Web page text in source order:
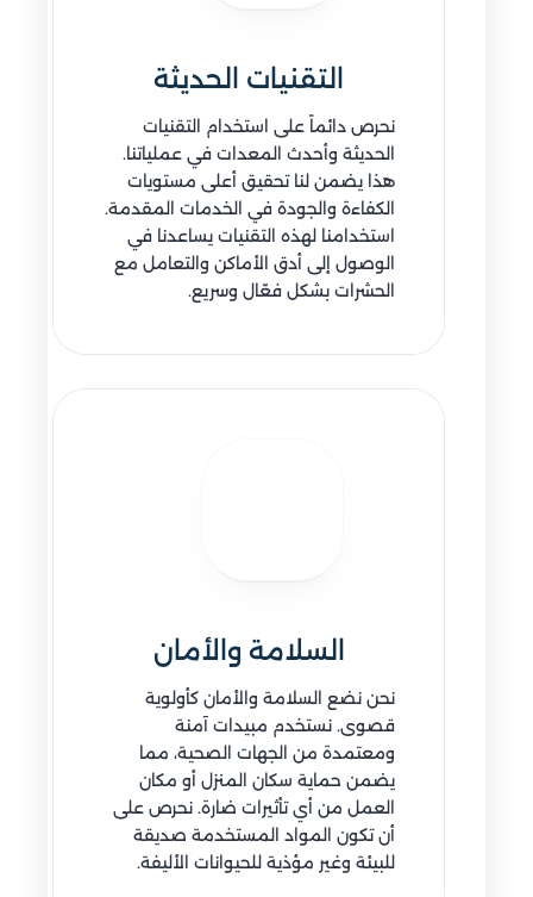
التقنيات الحديثة
نحرص دائماً على استخدام التقنيات
الحديثة وأحدث المعدات في عملياتنا.
هذا يضمن لنا تحقيق أعلى مستويات
الكفاءة والجودة في الخدمات المقدمة.
استخدامنا لهذه التقنيات يساعدنا في
الوصول إلى أدق الأماكن والتعامل مع
الحشرات بشكل فعّال وسريع.
السلامة والأمان
نحن نضع السلامة والأمان كأولوية
قصوى. نستخدم مبيدات آمنة
ومعتمدة من الجهات الصحية، مما
يضمن حماية سكان المنزل أو مكان
العمل من أي تأثيرات ضارة. نحرص على
أن تكون المواد المستخدمة صديقة
للبيئة وغير مؤذية للحيوانات الأليفة.